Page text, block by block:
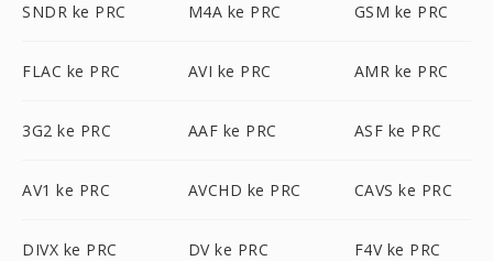
SNDR ke PRC M4A ke PRC GSM ke PRC
FLAC ke PRC AVI ke PRC AMR ke PRC
3G2 ke PRC AAF ke PRC ASF ke PRC
AV1 ke PRC AVCHD ke PRC CAVS ke PRC
DIVX ke PRC DV ke PRC F4V ke PRC